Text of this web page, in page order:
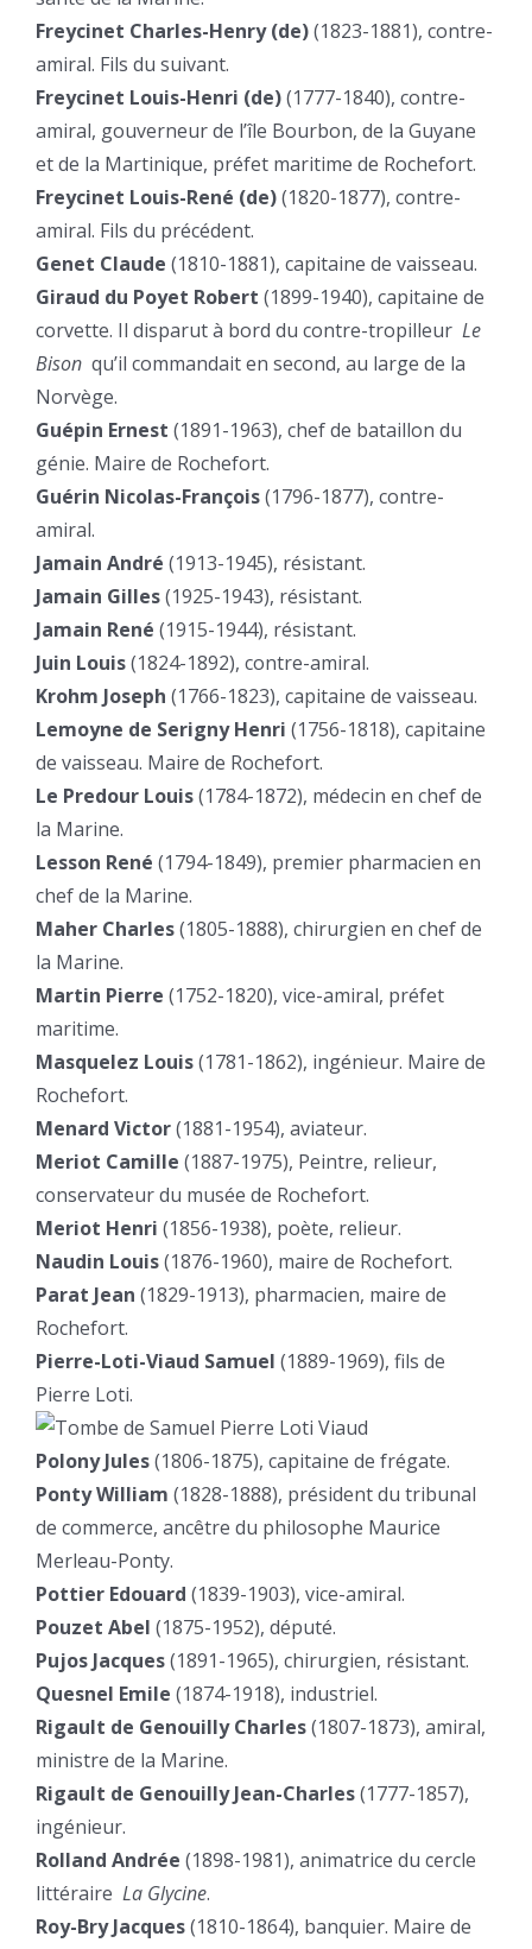
Freycinet Charles-Henry (de)(1823-1881), contre-
amiral. Fils du suivant.
Freycinet Louis-Henri (de)(1777-1840), contre-
amiral, gouverneur de l’île Bourbon, de la Guyane
et de la Martinique, préfet maritime de Rochefort.
Freycinet Louis-René (de)(1820-1877), contre-
amiral. Fils du précédent.
Genet Claude (1810-1881), capitaine de vaisseau.
Giraud du Poyet Robert (1899-1940), capitaine de
corvette. Il disparut à bord du contre-tropilleur Le
Bison qu’il commandait en second, au large de la
Norvège.
Guépin Ernest (1891-1963), chef de bataillon du
génie. Maire de Rochefort.
Guérin Nicolas-François(1796-1877), contre-
amiral.
Jamain André (1913-1945), résistant.
Jamain Gilles(1925-1943), résistant.
Jamain René (1915-1944), résistant.
Juin Louis(1824-1892), contre-amiral.
Krohm Joseph (1766-1823), capitaine de vaisseau.
Lemoyne de Serigny Henri (1756-1818), capitaine
de vaisseau. Maire de Rochefort.
Le Predour Louis(1784-1872), médecin en chef de
la Marine.
Lesson René (1794-1849), premier pharmacien en
chef de la Marine.
Maher Charles(1805-1888), chirurgien en chef de
la Marine.
Martin Pierre (1752-1820), vice-amiral, préfet
maritime.
Masquelez Louis(1781-1862), ingénieur. Maire de
Rochefort.
Menard Victor(1881-1954), aviateur.
Meriot Camille (1887-1975), Peintre, relieur,
conservateur du musée de Rochefort.
Meriot Henri (1856-1938), poète, relieur.
Naudin Louis(1876-1960), maire de Rochefort.
Parat Jean (1829-1913), pharmacien, maire de
Rochefort.
Pierre-Loti-Viaud Samuel (1889-1969), fils de
Pierre Loti.
Polony Jules(1806-1875), capitaine de frégate.
Ponty William (1828-1888), président du tribunal
de commerce, ancêtre du philosophe Maurice
Merleau-Ponty.
Pottier Edouard (1839-1903), vice-amiral.
Pouzet Abel (1875-1952), député.
Pujos Jacques(1891-1965), chirurgien, résistant.
Quesnel Emile (1874-1918), industriel.
Rigault de Genouilly Charles(1807-1873), amiral,
ministre de la Marine.
Rigault de Genouilly Jean-Charles(1777-1857),
ingénieur.
Rolland Andrée (1898-1981), animatrice du cercle
littéraire La Glycine.
Roy-Bry Jacques(1810-1864), banquier. Maire de